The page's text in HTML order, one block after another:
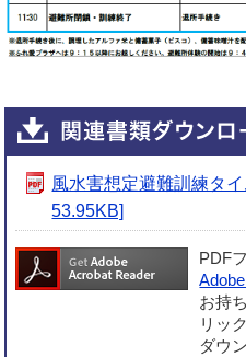
風水害想定避難訓練タ
53.95KB]
PDF
お持
リッ
ダウ